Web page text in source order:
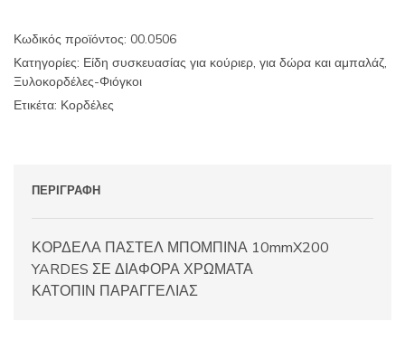
Κωδικός προϊόντος: 00.0506
Κατηγορίες: Είδη συσκευασίας για κούριερ, για δώρα και αμπαλάζ,
Ξυλοκορδέλες-Φιόγκοι
Ετικέτα: Κορδέλες
ΠΕΡΙΓΡΑΦΉ
ΚΟΡΔΕΛΑ ΠΑΣΤΕΛ ΜΠΟΜΠΙΝΑ 10mmX200
YARDES ΣΕ ΔΙΑΦΟΡΑ ΧΡΩΜΑΤΑ
ΚΑΤΟΠΙΝ ΠΑΡΑΓΓΕΛΙΑΣ